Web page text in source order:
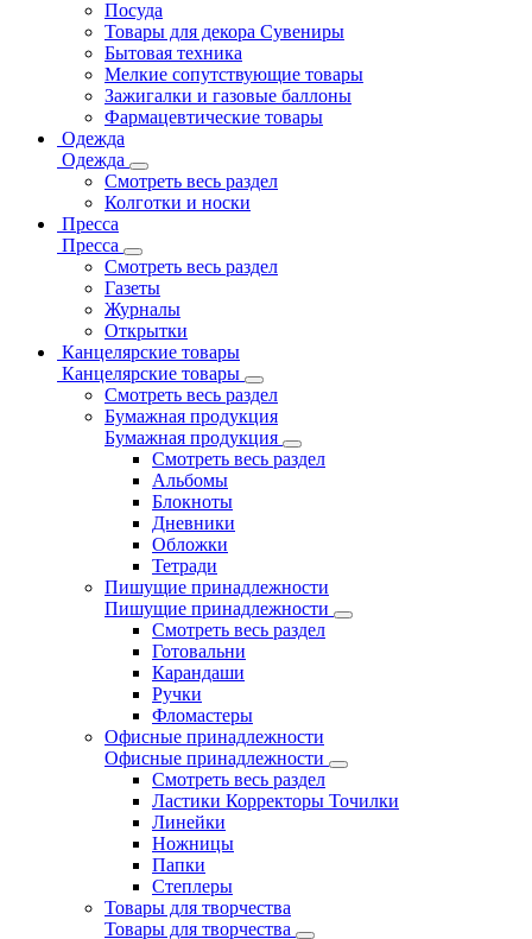
Посуда
Товары для декора Сувениры
Бытовая техника
Мелкие сопутствующие товары
Зажигалки и газовые баллоны
Фармацевтические товары
Одежда
Одежда
Смотреть весь раздел
Колготки и носки
Пресса
Пресса
Смотреть весь раздел
Газеты
Журналы
Открытки
Канцелярские товары
Канцелярские товары
Смотреть весь раздел
Бумажная продукция
Бумажная продукция
Смотреть весь раздел
Альбомы
Блокноты
Дневники
Обложки
Тетради
Пишущие принадлежности
Пишущие принадлежности
Смотреть весь раздел
Готовальни
Карандаши
Ручки
Фломастеры
Офисные принадлежности
Офисные принадлежности
Смотреть весь раздел
Ластики Корректоры Точилки
Линейки
Ножницы
Папки
Степлеры
Товары для творчества
Товары для творчества